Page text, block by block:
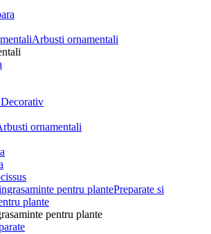
Arbusti ornamentali
ornamentali
Preparate si
plante
pentru plante